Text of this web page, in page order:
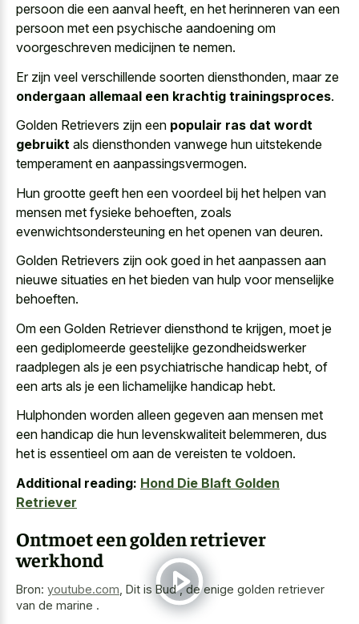
persoon die een aanval heeft, en het herinneren van een
persoon met een psychische aandoening om
voorgeschreven medicijnen te nemen.
Er zijn veel verschillende soorten diensthonden, maar ze
ondergaan allemaal een krachtig trainingsproces.
Golden Retrievers zijn een populair ras dat wordt
gebruikt als diensthonden vanwege hun uitstekende
temperament en aanpassingsvermogen.
Hun grootte geeft hen een voordeel bij het helpen van
mensen met fysieke behoeften, zoals
evenwichtsondersteuning en het openen van deuren.
Golden Retrievers zijn ook goed in het aanpassen aan
nieuwe situaties en het bieden van hulp voor menselijke
behoeften.
Om een Golden Retriever diensthond te krijgen, moet je
een gediplomeerde geestelijke gezondheidswerker
raadplegen als je een psychiatrische handicap hebt, of
een arts als je een lichamelijke handicap hebt.
Hulphonden worden alleen gegeven aan mensen met
een handicap die hun levenskwaliteit belemmeren, dus
het is essentieel om aan de vereisten te voldoen.
Additional reading: Hond Die Blaft Golden
Retriever
Ontmoet een golden retriever
werkhond
Bron: youtube.com Dit is Bud , de enige golden retriever
van de marine .